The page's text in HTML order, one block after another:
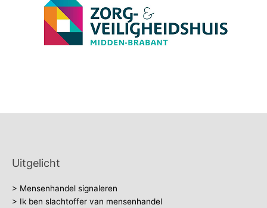
Uitgelicht
> Mensenhandel signaleren
> Ik ben slachtoffer van mensenhandel